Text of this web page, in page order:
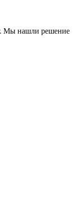
Мы нашли решение